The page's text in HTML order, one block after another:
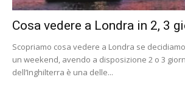
Cosa vedere a Londra in 2, 3
Scopriamo cosa vedere a Londra se
un weekend, avendo a disposizione 2 o 3
dell’Inghilterra è una delle...